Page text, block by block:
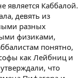
является Каббалой.
девять из
разных
физиками,
понятно,
как Лейбниц и
что